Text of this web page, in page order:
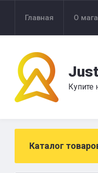
Главная О
Купите
Каталог